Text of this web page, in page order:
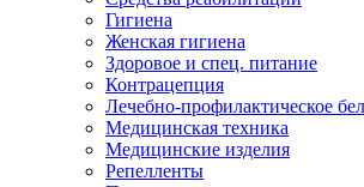
Гигиена
Женская гигиена
Здоровое и спец. питание
Контрацепция
Лечебно-профилактическое
Медицинская техника
Медицинские изделия
Репелленты